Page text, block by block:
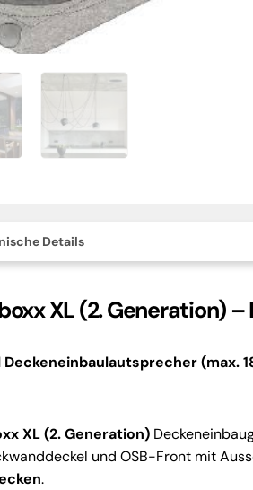
Details
XL (2. Generation)
(max.
XL (2. Generation)
und OSB-Front mit
.